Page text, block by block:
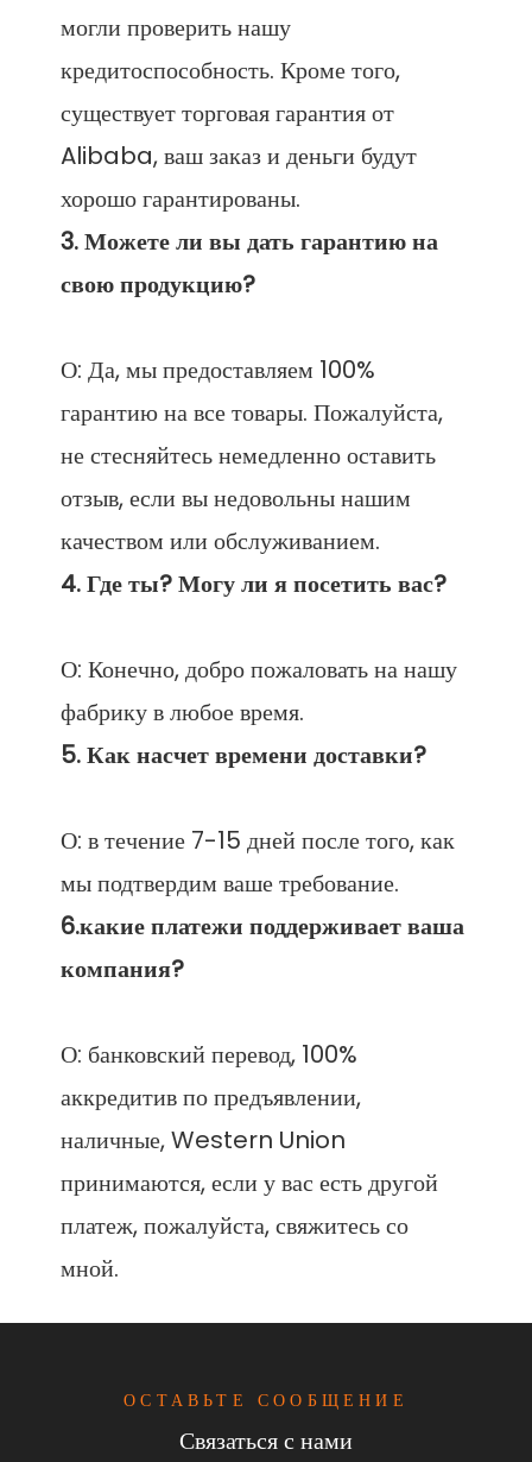
могли проверить нашу
кредитоспособность. Кроме того,
существует торговая гарантия от
Alibaba, ваш заказ и деньги будут
3. Можете ли вы дать гарантию на
О: Да, мы предоставляем 100%
гарантию на все товары. Пожалуйста,
не стесняйтесь немедленно оставить
отзыв, если вы недовольны нашим
О: Конечно, добро пожаловать на нашу
О: в течение 7-15 дней после того, как
6.какие платежи поддерживает ваша
О: банковский перевод, 100%
аккредитив по предъявлении,
наличные, Western Union
принимаются, если у вас есть другой
платеж, пожалуйста, свяжитесь со
ОСТАВЬТЕ СООБЩЕНИЕ
Связаться с нами